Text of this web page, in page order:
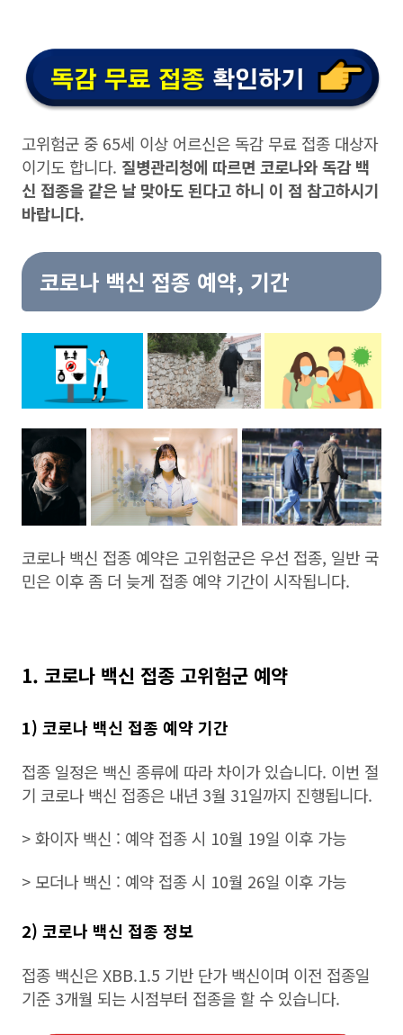
고위험군 중 65세 이상 어르신은 독감 무료 접종 대상자
이기도 합니다. 질병관리청에 따르면 코로나와 독감 백
신 접종을 같은 날 맞아도 된다고 하니 이 점 참고하시기
바랍니다.
코로나 백신 접종 예약, 기간
코로나 백신 접종 예약은 고위험군은 우선 접종, 일반 국
민은 이후 좀 더 늦게 접종 예약 기간이 시작됩니다.
1. 코로나 백신 접종 고위험군 예약
1) 코로나 백신 접종 예약 기간
접종 일정은 백신 종류에 따라 차이가 있습니다. 이번 절
기 코로나 백신 접종은 내년 3월 31일까지 진행됩니다.
> 화이자 백신 : 예약 접종 시 10월 19일 이후 가능
> 모더나 백신 : 예약 접종 시 10월 26일 이후 가능
2) 코로나 백신 접종 정보
접종 백신은 XBB.1.5 기반 단가 백신이며 이전 접종일
기준 3개월 되는 시점부터 접종을 할 수 있습니다.